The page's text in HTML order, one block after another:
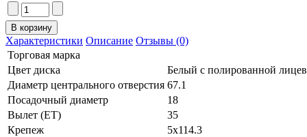
Характеристики Описание Отзывы (0)
Торговая марка
Цвет диска
Белый с полированной
Диаметр центрального отверстия 67.1
Посадочный диаметр
18
Вылет (ET)
35
Крепеж
5x114.3